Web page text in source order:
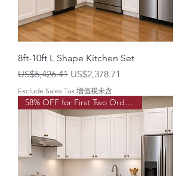
8ft-10ft L Shape Kitchen Set
一般價格
US$5,426.41 促銷價格
US$2,378.71
Exclude Sales Tax 增值税未含
58% OFF for First Two Order!